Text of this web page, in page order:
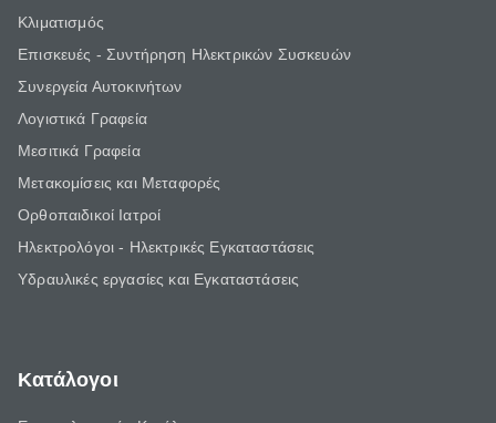
Κλιματισμός
Επισκευές - Συντήρηση Ηλεκτρικών Συσκευών
Συνεργεία Αυτοκινήτων
Λογιστικά Γραφεία
Μεσιτικά Γραφεία
Μετακομίσεις και Μεταφορές
Ορθοπαιδικοί Ιατροί
Ηλεκτρολόγοι - Ηλεκτρικές Εγκαταστάσεις
Υδραυλικές εργασίες και Εγκαταστάσεις
Κατάλογοι